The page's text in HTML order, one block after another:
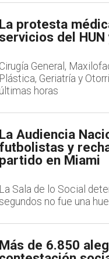
La protesta
servicios del
Cirugía General,
Plástica, Geriatría y
últimas horas
La Audiencia
futbolistas y
partido en Miami
La Sala de lo Social
no fue una
Más de 6.850